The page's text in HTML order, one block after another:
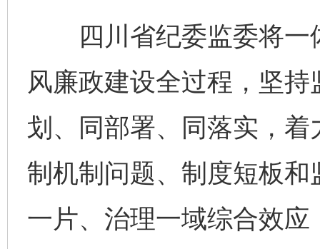
四川省纪委监委将一
风廉政建设全过程，坚
划、同部署、同落实，
制机制问题、制度短板
一片、治理一域综合效